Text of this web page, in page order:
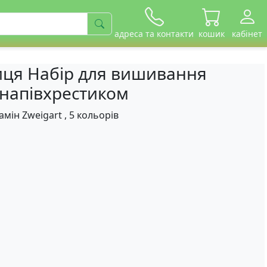
адреса та контакти кошик кабінет
Набір для вишивання
Zweigart , 5 кольорів